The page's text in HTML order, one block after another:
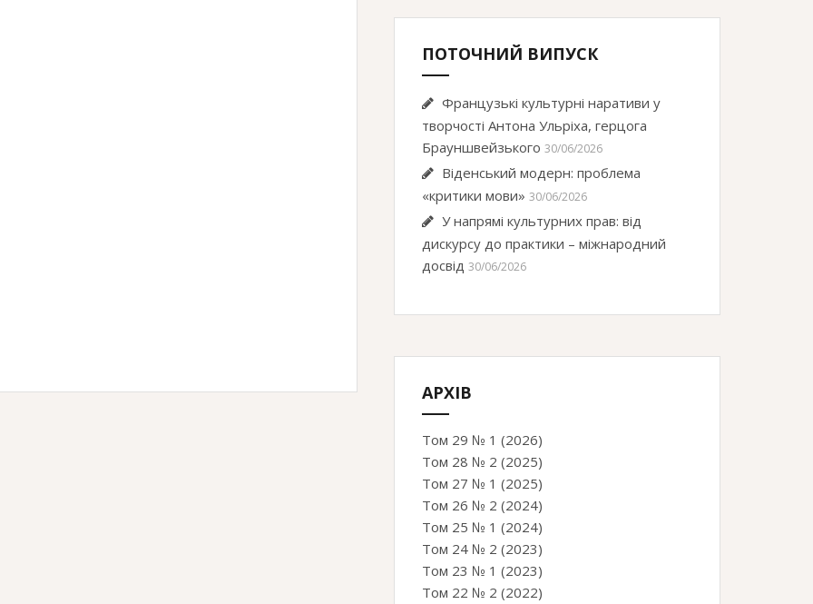
ПОТОЧНИЙ ВИПУСК
Французькі культурні наративи у
творчості Антона Ульріха, герцога
Брауншвейзького 30/06/2026
Віденський модерн: проблема
«критики мови» 30/06/2026
У напрямі культурних прав: від
дискурсу до практики – міжнародний
досвід 30/06/2026
АРХІВ
Том 29 № 1 (2026)
Том 28 № 2 (2025)
Том 27 № 1 (2025)
Том 26 № 2 (2024)
Том 25 № 1 (2024)
Том 24 № 2 (2023)
Том 23 № 1 (2023)
Том 22 № 2 (2022)